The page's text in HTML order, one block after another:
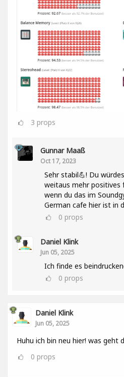
3 props
Gunnar Maaß
Oct 17, 2023
Sehr stabil💪! Du
weitaus mehr positives
wenn du das im
German cafe hier ist in
0 props
Daniel Klink
Jun 05, 2025
Ich finde es
0 props
Daniel Klink
Jun 05, 2025
Huhu ich bin neu hier! was geht
0 props